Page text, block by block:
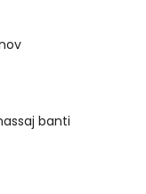
banti